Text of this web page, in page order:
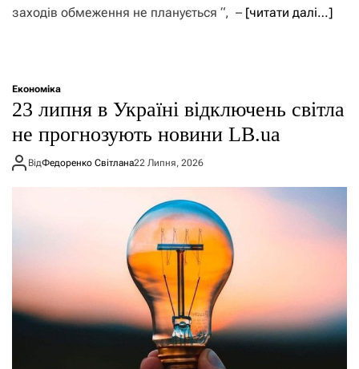
заходів обмеження не планується “, – [читати далі…]
Економіка
23 липня в Україні відключень світла
не прогнозують новини LB.ua
ВідФедоренко Світлана22 Липня, 2026